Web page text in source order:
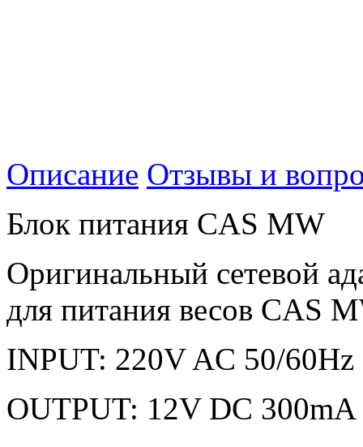
Описание Отзывы и
Блок питания CAS MW
Оригинальный сетевой
для питания весов CAS
INPUT: 220V AC 50/60Hz
OUTPUT: 12V DC 300mA